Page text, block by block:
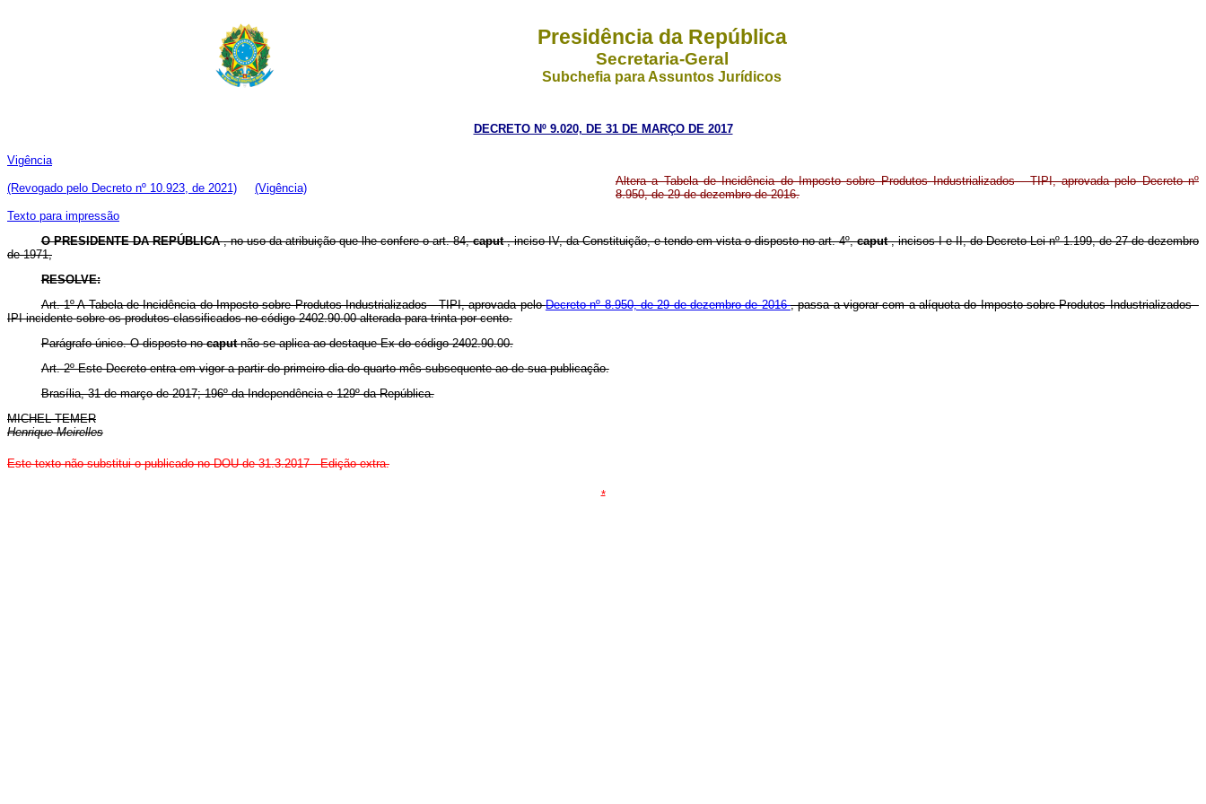
Presidência da República
Secretaria-Geral
Subchefia para Assuntos Jurídicos
DECRETO Nº 9.020, DE 31 DE MARÇO DE 2017
Vigência
(Revogado pelo Decreto nº 10.923, de 2021) (Vigência)
Texto para impressão
Altera a Tabela de Incidência do Imposto sobre Produtos Industrializados - TIPI, aprovada pelo Decreto nº
8.950, de 29 de dezembro de 2016.
O PRESIDENTE DA REPÚBLICA, no uso da atribuição que lhe confere o art. 84,caput, inciso IV, da Constituição, e tendo em vista o disposto no art. 4º,caput, incisos I e II, do Decreto-Lei nº 1.199, de 27 de dezembro
de 1971,
RESOLVE:
Art. 1º A Tabela de Incidência do Imposto sobre Produtos Industrializados - TIPI, aprovada peloDecreto nº 8.950, de 29 de dezembro de 2016, passa a vigorar com a alíquota do Imposto sobre Produtos Industrializados -
IPI incidente sobre os produtos classificados no código 2402.90.00 alterada para trinta por cento.
Parágrafo único. O disposto nocaputnão se aplica ao destaque Ex do código 2402.90.00.
Art. 2º Este Decreto entra em vigor a partir do primeiro dia do quarto mês subsequente ao de sua publicação.
Brasília, 31 de março de 2017; 196º da Independência e 129º da República.
MICHEL TEMER
Henrique Meirelles
Este texto não substitui o publicado no DOU de 31.3.2017 - Edição extra.
*